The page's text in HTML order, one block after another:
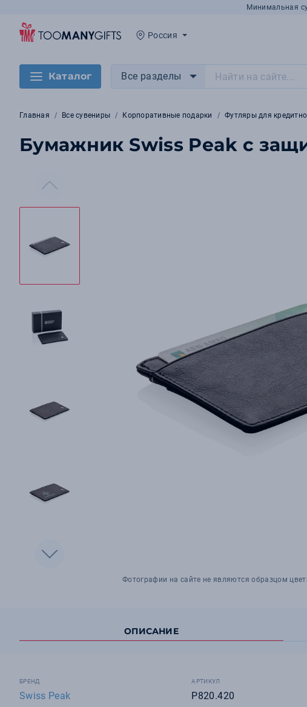
Минимальная
Россия
Каталог Все разделы
Главная Все сувениры Корпоративные подарки Футляры для
Бумажник Swiss Peak с
Фотографии на сайте не являются образцом
ОПИСАНИЕ
БРЕНД
Swiss Peak
АРТИКУЛ
P820.420